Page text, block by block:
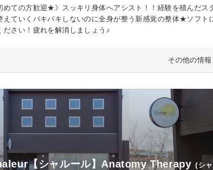
めての方歓迎★》スッキリ身体へアシスト！！経験を積んだ
えていくバキバキしないのに全身が整う新感覚の整体★ソフ
ださい！疲れを解消しましょう♪
その他の情
【シャルール】Anatomy Therapy (シ